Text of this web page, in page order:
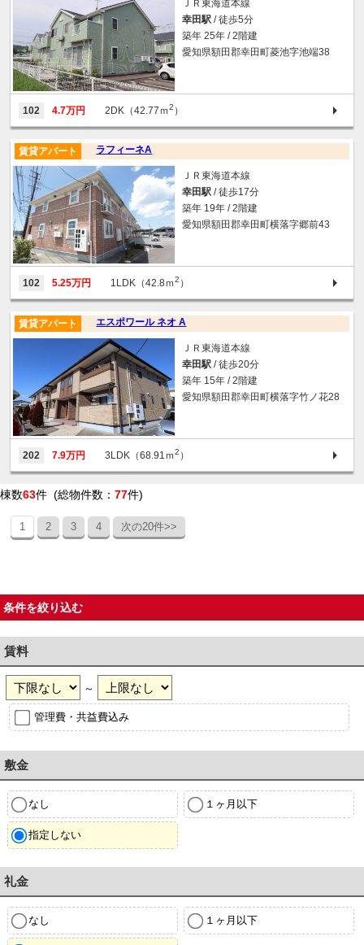
ＪＲ東海道本線
幸田駅 / 徒歩5分
築年 25年 / 2階建
愛知県額田郡幸田町菱池字池端38
102 4.7万円 2DK（42.77ｍ2 ）
ラフィーネA
賃貸アパート
ＪＲ東海道本線
幸田駅 / 徒歩17分
築年 19年 / 2階建
愛知県額田郡幸田町横落字郷前43
102 5.25万円 1LDK（42.8ｍ2 ）
エスポワール ネオ A
賃貸アパート
ＪＲ東海道本線
幸田駅 / 徒歩20分
築年 15年 / 2階建
愛知県額田郡幸田町横落字竹ノ花28
202 7.9万円 3LDK（68.91ｍ2 ）
棟数63件 (総物件数： 77件)
1 2 3 4 次の20件>>
条件を絞り込む
賃料
～
管理費・共益費込み
敷金
なし １ヶ月以下
指定しない
礼金
なし １ヶ月以下